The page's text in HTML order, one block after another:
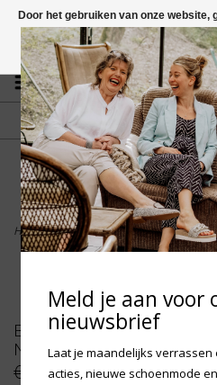
Vragen? App naar
GRATIS VERZENDING NL
Vanaf € 75,-
fdad
Home>Birkenstock Kids Gizeh -
Birkenstock Kids Gizeh -
Narrow
€49,95
Door het gebruiken van onze
cookies om onze website te
Meer over
Meld je aan voor
nieuwsbrief
Laat je maandelijks
acties, nieuwe schoenmode